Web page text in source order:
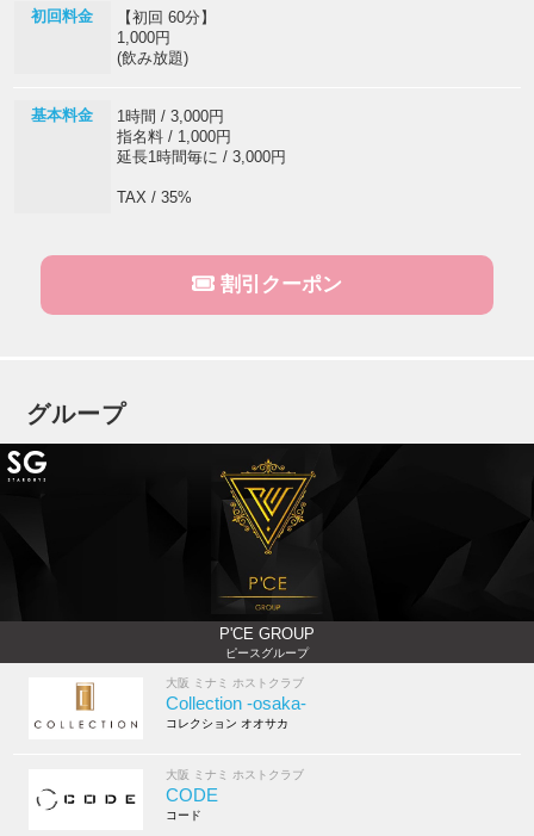
初回料金
【初回 60分】
1,000円
(飲み放題)
基本料金
1時間 / 3,000円
指名料 / 1,000円
延長1時間毎に / 3,000円
TAX / 35%
割引クーポン
グループ
P'CE GROUP
ピースグループ
大阪 ミナミ ホストクラブ
Collection -osaka-
コレクション オオサカ
大阪 ミナミ ホストクラブ
CODE
コード